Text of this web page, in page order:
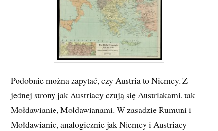
Podobnie można zapytać, czy Austria to Niemcy. Z
jednej strony jak Austriacy czują się Austriakami, tak
Mołdawianie, Mołdawianami. W zasadzie Rumuni i
Mołdawianie, analogicznie jak Niemcy i Austriacy